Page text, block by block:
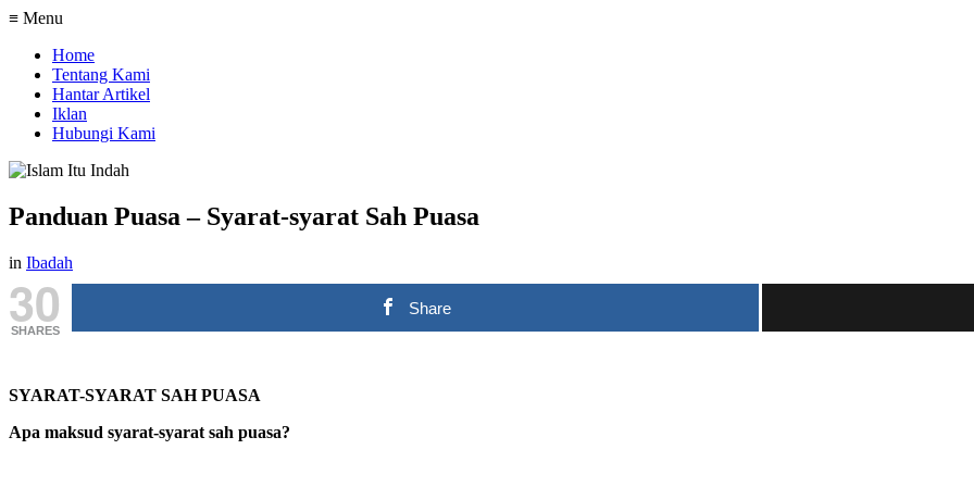
≡ Menu
Home
Tentang Kami
Hantar Artikel
Iklan
Hubungi Kami
Panduan Puasa – Syarat-syarat Sah Puasa
in Ibadah
30
SHARES
Share
SYARAT-SYARAT SAH PUASA
Apa maksud syarat-syarat sah puasa?